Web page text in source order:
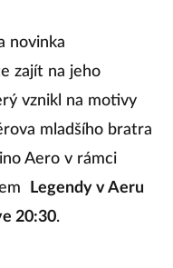
novinka
zajít na jeho
vznikl na motivy
mladšího bratra
Aero v rámci
Legendy v Aeru
20:30.